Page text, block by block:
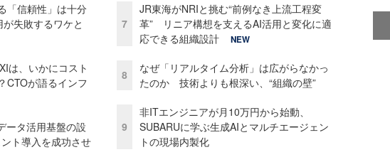
「信頼性」は十分
失敗するワケと
は、いかにコスト
CTOが語るインフ
ータ活用基盤の設
ト導入を成功させ
7
JR東海がNRIと挑む“前例なき上流工程変
革” リニア構想を支えるAI活用と変化に適
応できる組織設計
NEW
8
なぜ「リアルタイム分析」は広がらなかっ
たのか 技術よりも根深い、“組織の壁”
9
非ITエンジニアが月10万円から始動、
SUBARUに学ぶ生成AIとマルチエージェン
トの現場内製化